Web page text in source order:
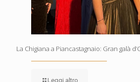
La Chigiana a Piancastagnaio: Gran galà
Leggi altro